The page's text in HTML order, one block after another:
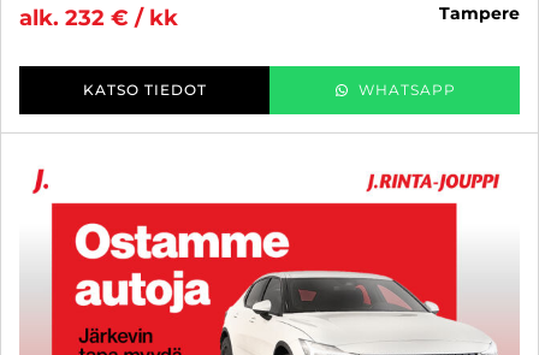
alk. 232 € / kk
tampere
KATSO TIEDOT WHATSAPP